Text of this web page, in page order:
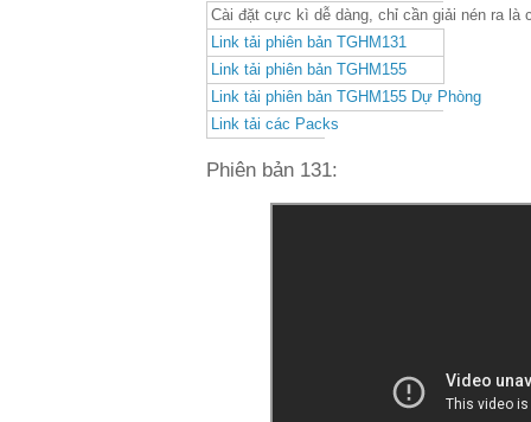
Cài đặt cực kì dễ dàng, chỉ cần giải nén ra là
Link tải phiên bản TGHM131
Link tải phiên bản TGHM155
Link tải phiên bản TGHM155 Dự Phòng
Link tải các Packs
Phiên bản 131: